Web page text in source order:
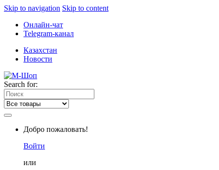
Skip to navigation Skip to content
Онлайн-чат
Telegram-канал
Казахстан
Новости
Search for:
Добро пожаловать!
Войти
или